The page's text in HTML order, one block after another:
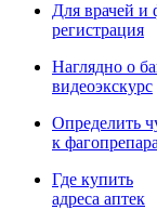
Для врачей и
регистрация
Наглядно о
видеоэкскурс
Определить
к
Где купить
адреса аптек